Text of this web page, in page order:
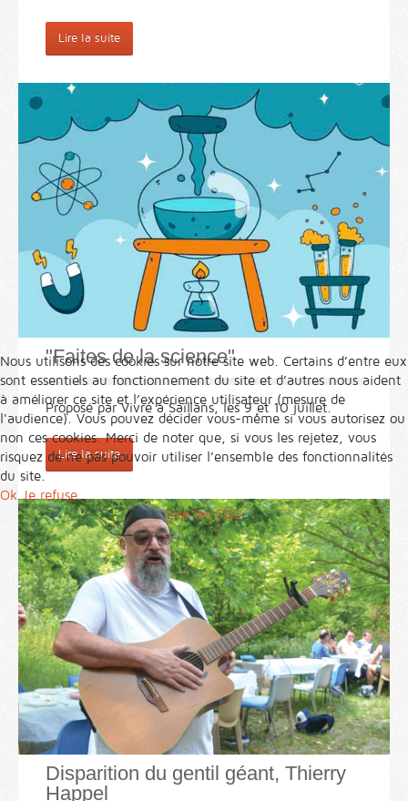
Lire la suite
"Faites de la science"
Proposé par Vivre à Saillans, les 9 et 10 juillet.
Lire la suite
Disparition du gentil géant, Thierry
Happel
Nous utilisons des cookies sur notre site web. Certains d’entre eux
sont essentiels au fonctionnement du site et d’autres nous aident
à améliorer ce site et l’expérience utilisateur (mesure de
l'audience). Vous pouvez décider vous-même si vous autorisez ou
non ces cookies. Merci de noter que, si vous les rejetez, vous
risquez de ne pas pouvoir utiliser l’ensemble des fonctionnalités
du site.
Ok Je refuse
Lire les CGU